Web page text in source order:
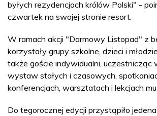
byłych rezydencjach królów Polski" -
czwartek na swojej stronie resort.
W ramach akcji "Darmowy Listopad" z
korzystały grupy szkolne, dzieci i
także goście indywidualni, uczestnicząc
wystaw stałych i czasowych,
konferencjach, warsztatach i lekcjach
Do tegorocznej edycji przystąpiło